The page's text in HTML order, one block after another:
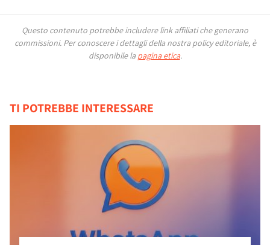
Questo contenuto potrebbe includere link affiliati che generano
commissioni. Per conoscere i dettagli della nostra policy editoriale, è
disponibile la pagina etica.
TI POTREBBE INTERESSARE